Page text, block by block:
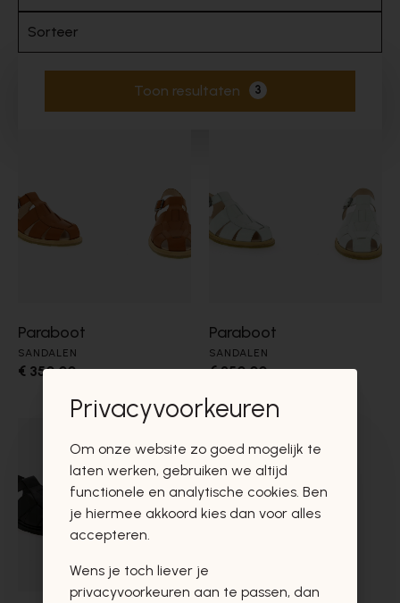
Sorteer
Toon resultaten 3Actieve filters
Paraboot
SANDALEN
€ 350,00
Paraboot
SANDALEN
€ 350,00
Privacyvoorkeuren
Om onze website zo goed mogelijk te
laten werken, gebruiken we altijd
functionele en analytische cookies. Ben
je hiermee akkoord kies dan voor alles
accepteren.
Wens je toch liever je
privacyvoorkeuren aan te passen, dan